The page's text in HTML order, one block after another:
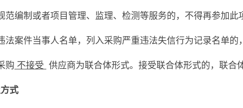
编制或者项目管理、监理、检测等服务的，不得再参加此
案件当事人名单，列入采购严重违法失信行为记录名单的
购 不接受 供应商为联合体形式。接受联合体形式的，联合
式